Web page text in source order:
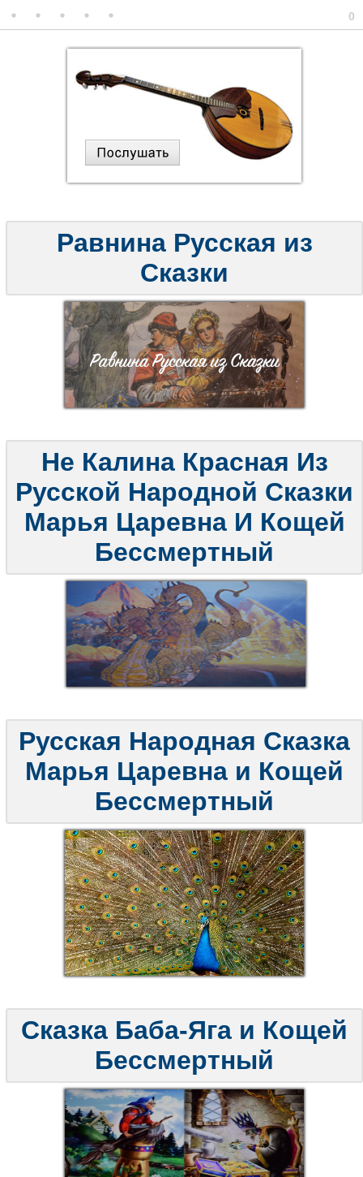
0
Равнина Русская из
Сказки
Не Калина Красная Из
Русской Народной Сказки
Марья Царевна И Кощей
Бессмертный
Русская Народная Сказка
Марья Царевна и Кощей
Бессмертный
Сказка Баба-Яга и Кощей
Бессмертный